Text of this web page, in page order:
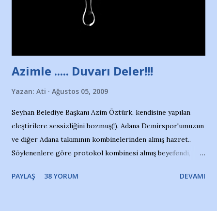
kızından biri oluyor o gün…Giriyor havuza. 1973 – 1975
Adana Nesrin, 16 yaşında. Yüzüyor. 7 yaşında girdiği
Türkiye 3.lüğü var. 17 yaşında mar...
Azimle ..... Duvarı Deler!!!
Yazan: Ati Ağustos 05, 2009
Seyhan Belediye Başkanı Azim Öztürk, kendisine yapılan
eleştirilere sessizliğini bozmuş(!). Adana Demirspor'umuzun
ve diğer Adana takımının kombinelerinden almış hazret..
Söylenenlere göre protokol kombinesi almış beyefendi,
ki kombineyi Bekir Başkan'dan alırken; dillere destan..
PAYLAŞ 38 YORUM DEVAMI